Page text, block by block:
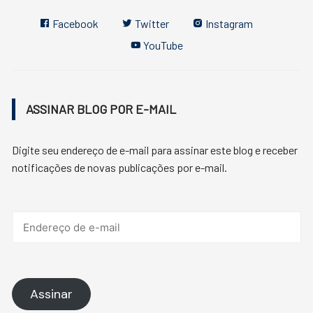
Facebook Twitter
Instagram
YouTube
ASSINAR BLOG POR E-MAIL
Digite seu endereço de e-mail para assinar este blog e receber
notificações de novas publicações por e-mail.
Assinar